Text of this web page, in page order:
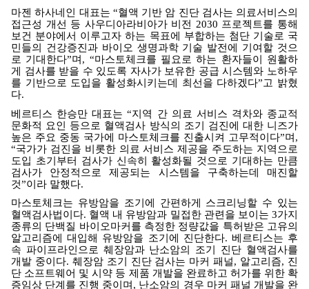
마젠 하사네인 대표는 “혈액 기반 암 진단 검사는 의료서비스의
접근성 개선 등 사우디아라비아가 비전
2030 프로젝트를 통해
보건 분야에서 이루고자 하는 목표에 부합하는 첨단 기술로 국
민들의 건강증진과 바이오 생명과학 기술 발전에 기여할 것으
로 기대한다”며 , “마스토체크를 필요로 하는 환자들이 원활하
게 검사를 받을 수 있도록 자사가 보유한 공급 시스템와 노하우
를 기반으로 도입을 활성화시키는데 최선을 다하겠다”고 밝혔
다.
베르티스 한승만 대표는“지역 간 의료 서비스 격차와 종교적
문화적 요인 등으로 혈액검사 방식의 조기 검진에 대한 니즈가
높은 주요 중동 국가에 마스토체크를 진출시켜 고무적이다”며 ,
“국가가 검진을 비롯한 의료 서비스 제공을 주도하는 지역으로
도입 초기부터 검사가 신속히 활성화될 것으로 기대하는 만큼
검사가 안정적으로 제공되는 시스템을 구축하는데 매진할
것”이라 말했다.
마스토체크는 유방암을 조기에 간편하게 스크리닝할 수 있는
혈액검사법이다. 혈액 내 유방암과 밀접한 관련을 보이는 3가지
종류의 단백질 바이오마커를 측정한 정량값을 특허받은 고유의
알고리즘에 대입해 유방암을 조기에 진단한다. 베르티스는 후
속 파이프라인으로 췌장암과 난소암의 조기 진단 혈액검사를
개발 중이다. 췌장암 조기 진단 검사는 마커 패널, 알고리즘, 진
단 소프트웨어 및 시약 등 제품 개발을 완료하고 허가를 위한 확
증임상 단계를 진행 중이며 , 난소암의 경우 마커 패널 개발을 완